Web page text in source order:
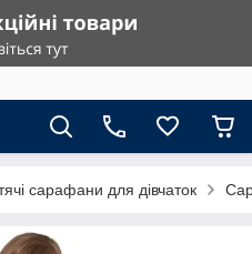
сарафани для дівчаток